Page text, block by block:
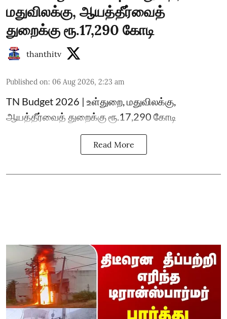
மதுவிலக்கு, ஆயத்தீர்வைத்
துறைக்கு ரூ.17,290 கோடி
thanthitv
Published on: 06 Aug 2026, 2:23 am
TN Budget 2026 | உள்துறை, மதுவிலக்கு,
ஆயத்தீர்வைத் துறைக்கு ரூ.17,290 கோடி
Read More